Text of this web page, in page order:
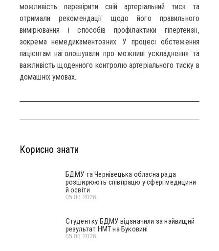
можливість перевірити свій артеріальний тиск та
отримали рекомендації щодо його правильного
вимірювання і способів профілактики гіпертензії,
зокрема немедикаментозних. У процесі обстеження
пацієнтам наголошували про можливі ускладнення та
важливість щоденного контролю артеріального тиску в
домашніх умовах.
Корисно знати
БДМУ та Чернівецька обласна рада
розширюють співпрацю у сфері медицини
й освіти
05.08.2026
Студентку БДМУ відзначили за найвищий
результат НМТ на Буковині
05.08.2026